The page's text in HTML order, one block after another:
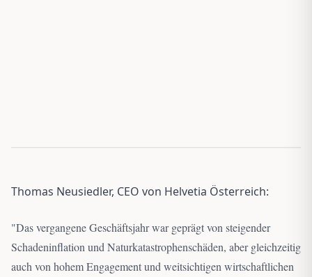
Thomas Neusiedler, CEO von Helvetia Österreich:
"Das vergangene Geschäftsjahr war geprägt von steigender
Schadeninflation und Naturkatastrophenschäden, aber gleichzeitig
auch von hohem Engagement und weitsichtigen wirtschaftlichen